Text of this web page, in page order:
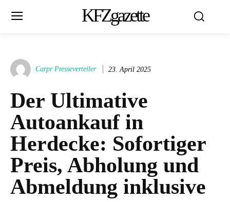
KFZgazette
Carpr Presseverteiler 23. April 2025
Der Ultimative
Autoankauf in
Herdecke: Sofortiger
Preis, Abholung und
Abmeldung inklusive